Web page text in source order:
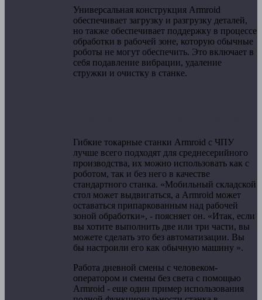
Универсальная конструкция Armroid
обеспечивает загрузку и разгрузку деталей,
но также обеспечивает поддержку в процессе
обработки в рабочей зоне, которую обычные
роботы не могут обеспечить. Это включает в
себя подавление вибрации, удаление
стружки и очистку в станке.
Гибкие токарные станки Armroid с ЧПУ
лучше всего подходят для среднесерийного
производства, их можно использовать как с
роботом, так и без него в качестве
стандартного станка. «Мобильный складской
стол может выдвигаться, а Armroid может
оставаться припаркованным над рабочей
зоной обработки», - поясняет он. «Итак, если
вы хотите выполнить две или три части, вы
можете сделать это без автоматизации. Вы
бы настроили его как обычную машину ».
Работа дневной смены с человеком-
оператором и смены без света с помощью
Armroid - еще один пример использования